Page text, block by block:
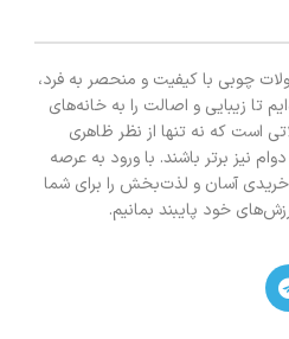
چوبی با کیفیت و منحصر به فرد،
تا زیبایی و اصالت را به خانه‌های
است که نه تنها از نظر ظاهری
نیز برتر باشند. با ورود به عرصه
آسان و لذت‌بخش را برای شما
خود پایبند بمانیم.